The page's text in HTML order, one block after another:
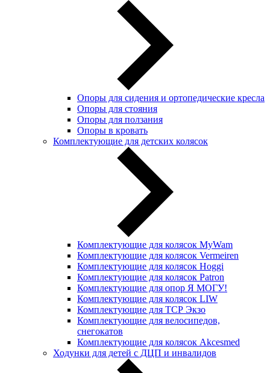
Опоры для сидения и ортопедические кресла
Опоры для стояния
Опоры для ползания
Опоры в кровать
Комплектующие для детских колясок
Комплектующие для колясок MyWam
Комплектующие для колясок Vermeiren
Комплектующие для колясок Hoggi
Комплектующие для колясок Patron
Комплектующие для опор Я МОГУ!
Комплектующие для колясок LIW
Комплектующие для ТСР Экзо
Комплектующие для велосипедов,
снегокатов
Комплектующие для колясок Akcesmed
Ходунки для детей с ДЦП и инвалидов